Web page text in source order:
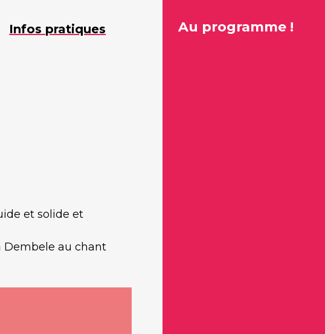
Infos pratiques
et solide et
Dembele au chant
Au programme !